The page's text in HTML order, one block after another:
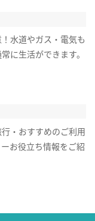
水道やガス・電気も
に生活ができます。
・おすすめのご利用
お役立ち情報をご紹